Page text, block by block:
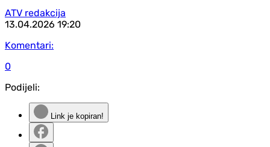
ATV redakcija
13.04.2026 19:20
Komentari:
0
Podijeli:
Link je kopiran!